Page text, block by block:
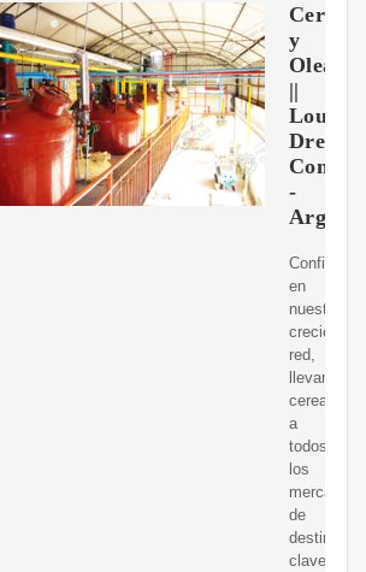
y
||
Louis
Dreyfus
-
Confiando
en
nuestra
creciente
red,
llevamos
cereales
a
todos
los
mercados
de
destino
clave,